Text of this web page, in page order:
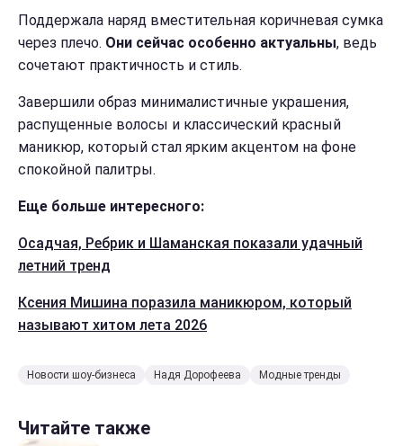
Поддержала наряд вместительная коричневая сумка
через плечо. Они сейчас особенно актуальны, ведь
сочетают практичность и стиль.
Завершили образ минималистичные украшения,
распущенные волосы и классический красный
маникюр, который стал ярким акцентом на фоне
спокойной палитры.
Еще больше интересного:
Осадчая, Ребрик и Шаманская показали удачный
летний тренд
Ксения Мишина поразила маникюром, который
называют хитом лета 2026
Новости шоу-бизнеса Надя Дорофеева Модные тренды
Читайте также